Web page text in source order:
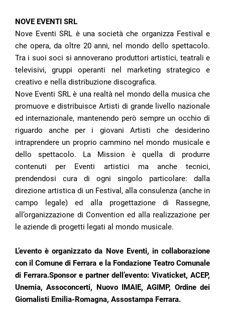
NOVE EVENTI SRL
Nove Eventi SRL è una società che organizza Festival e
che opera, da oltre 20 anni, nel mondo dello spettacolo.
Tra i suoi soci si annoverano produttori artistici, teatrali e
televisivi, gruppi operanti nel marketing strategico e
creativo e nella distribuzione discografica.
Nove Eventi SRL è una realtà nel mondo della musica che
promuove e distribuisce Artisti di grande livello nazionale
ed internazionale, mantenendo però sempre un occhio di
riguardo anche per i giovani Artisti che desiderino
intraprendere un proprio cammino nel mondo musicale e
dello spettacolo. La Mission è quella di produrre
contenuti per Eventi artistici ma anche tecnici,
prendendosi cura di ogni singolo particolare: dalla
direzione artistica di un Festival, alla consulenza (anche in
campo legale) ed alla progettazione di Rassegne,
all’organizzazione di Convention ed alla realizzazione per
le aziende di progetti legati al mondo musicale.
L’evento è organizzato da Nove Eventi, in collaborazione
con il Comune di Ferrara e la Fondazione Teatro Comunale
di Ferrara.Sponsor e partner dell’evento: Vivaticket, ACEP,
Unemia, Assoconcerti, Nuovo IMAIE, AGIMP, Ordine dei
Giornalisti Emilia-Romagna, Assostampa Ferrara.